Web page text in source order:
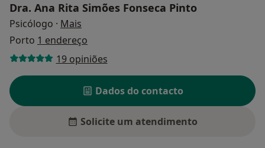
Dra. Ana Rita Simões Fonseca Pinto
Psicólogo · Mais
Porto 1 endereço
19 opiniões
Dados do contacto
Solicite um atendimento